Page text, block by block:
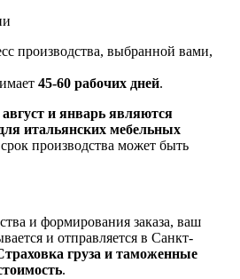
производства, выбранной вами,
45-60 рабочих дней.
август и январь являются
итальянских мебельных
производства может быть
и формирования заказа, ваш
и отправляется в Санкт-
груза и таможенные
.